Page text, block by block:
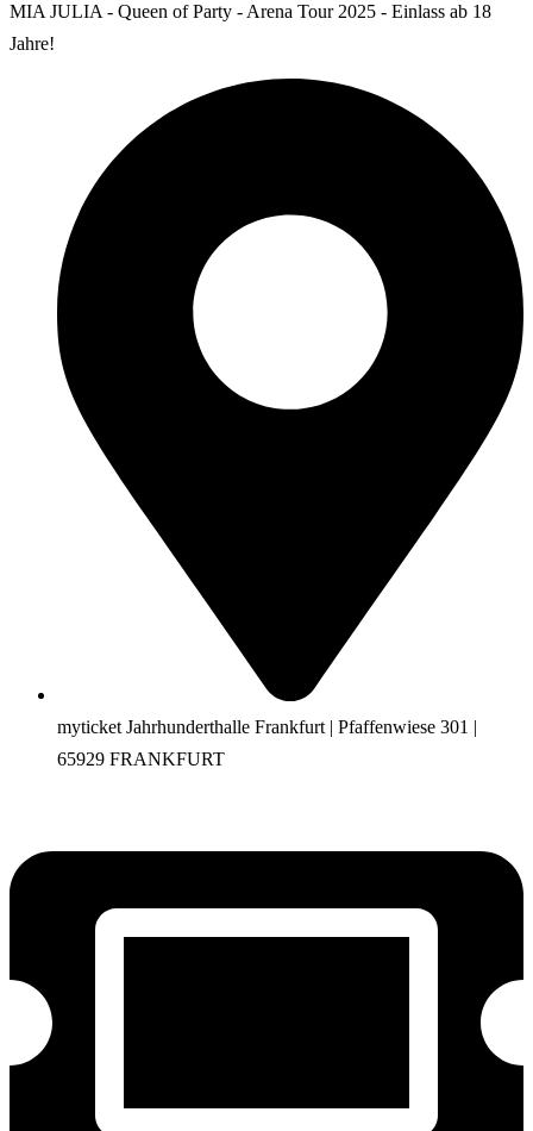
MIA JULIA - Queen of Party - Arena Tour 2025 - Einlass ab 18
Jahre!
myticket Jahrhunderthalle Frankfurt | Pfaffenwiese 301 |
65929 FRANKFURT